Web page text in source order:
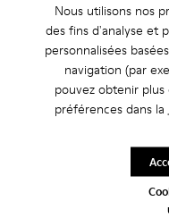
Nous utilisons nos
des fins d'analyse et
personnalisées
navigation (par
pouvez obtenir
préférences dans la
Soldes : -10 %
Oui, vous avez bien
vous profiterez
réductions, d’accès en
événements.
Rejoignez-nous